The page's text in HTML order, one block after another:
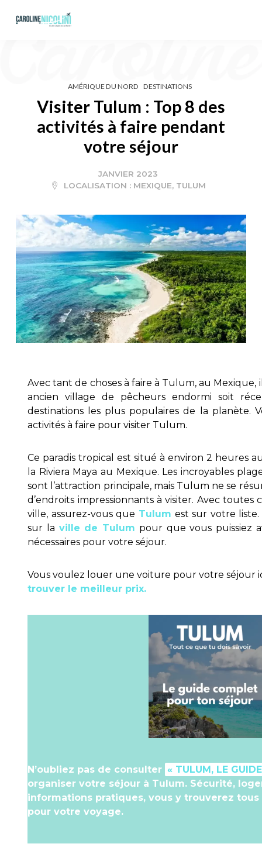
AMÉRIQUE DU NORD DESTINATIONS
Visiter Tulum : Top 8 des
activités à faire pendant
votre séjour
JANVIER 2023
LOCALISATION : MEXIQUE, TULUM
Avec tant de choses à faire à Tulum, au Mexique,
ancien village de pêcheurs endormi soit
destinations les plus populaires de la planète.
activités à faire pour visiter Tulum.
Ce paradis tropical est situé à environ 2 heures
la Riviera Maya au Mexique. Les incroyables
sont l’attraction principale, mais Tulum ne se
d’endroits impressionnants à visiter. Avec toutes
ville, assurez-vous que Tulum est sur votre
sur la ville de Tulum pour que vous puissiez
nécessaires pour votre séjour.
Vous voulez louer une voiture pour votre séjour
trouver le meilleur prix.
N’oubliez pas de consulter « TULUM, LE
organiser votre séjour à Tulum. Sécurité,
informations pratiques, vous y trouverez
pour votre voyage.